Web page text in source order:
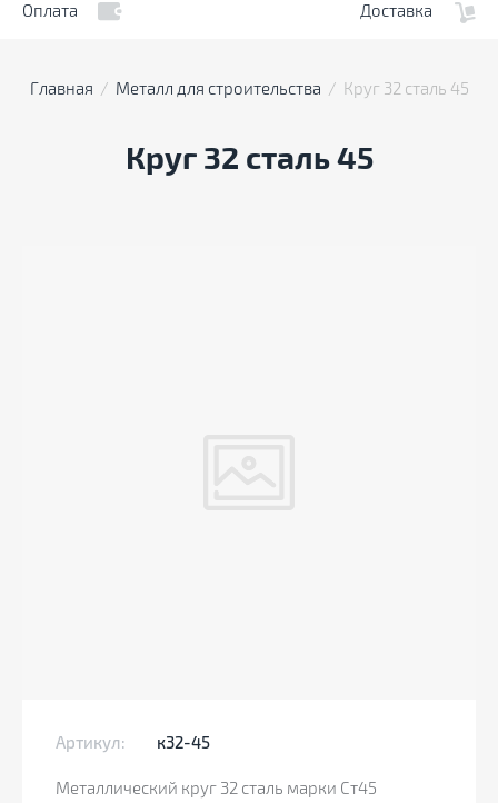
Оплата Доставка
Главная
  /
Металл для строительства
  /  Круг 32 сталь 45
Круг 32 сталь 45
Артикул: к32-45
Металлический круг 32 сталь марки Ст45